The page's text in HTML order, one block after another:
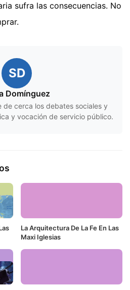
sufra las consecuencias. No
SD
Domínguez
de cerca los debates sociales y
y vocación de servicio público.
La Arquitectura De La Fe En Las
Maxi Iglesias